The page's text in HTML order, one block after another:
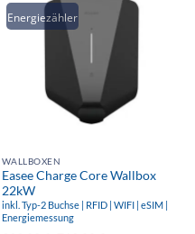
Energiezähler
WALLBOXEN
Easee Charge Core Wallbox
22kW
inkl. Typ-2 Buchse | RFID | WIFI | eSIM |
Energiemessung